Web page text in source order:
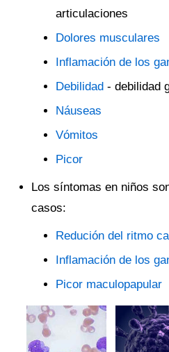
articulaciones
Dolores musculares
Inflamación de los
Debilidad - debilidad
Náuseas
Vómitos
Picor
Los síntomas en niños
casos:
Redución del ritmo
Inflamación de los
Picor maculopapular